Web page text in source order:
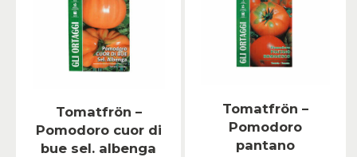
Tomatfrön –
Pomodoro cuor di
bue sel. albenga
Tomatfrön –
Pomodoro
pantano